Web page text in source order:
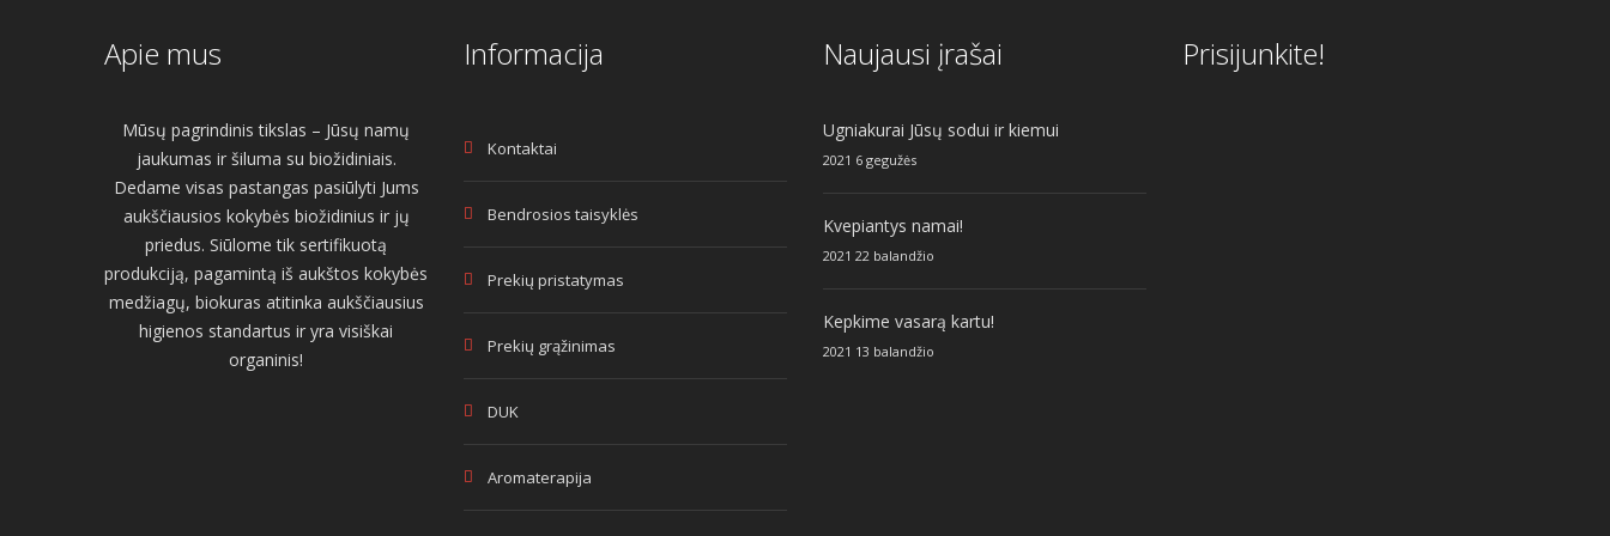
Apie mus
Mūsų pagrindinis tikslas – Jūsų namų
jaukumas ir šiluma su biožidiniais.
Dedame visas pastangas pasiūlyti Jums
aukščiausios kokybės biožidinius ir jų
priedus. Siūlome tik sertifikuotą
produkciją, pagamintą iš aukštos kokybės
medžiagų, biokuras atitinka aukščiausius
higienos standartus ir yra visiškai
organinis!
Informacija
Kontaktai
Bendrosios taisyklės
Prekių pristatymas
Prekių grąžinimas
DUK
Aromaterapija
Naujausi įrašai
Ugniakurai Jūsų sodui ir kiemui
2021 6 gegužės
Kvepiantys namai!
2021 22 balandžio
Kepkime vasarą kartu!
2021 13 balandžio
Prisijunkite!